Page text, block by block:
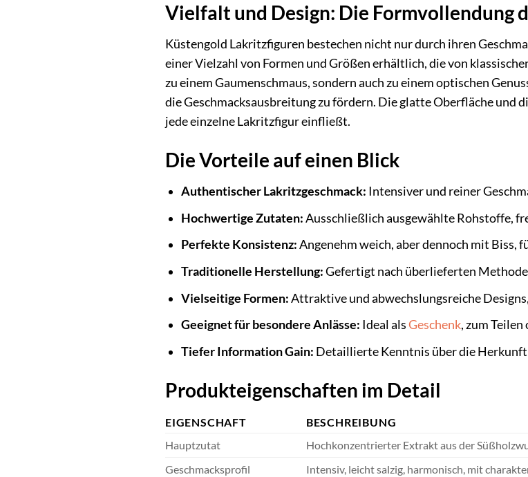
Vielfalt und Design: Die Formvollendung
Küstengold Lakritzfiguren bestechen nicht nur durch ihren
einer Vielzahl von Formen und Größen erhältlich, die von
zu einem Gaumenschmaus, sondern auch zu einem optischen
die Geschmacksausbreitung zu fördern. Die glatte Oberfläche und
jede einzelne Lakritzfigur einfließt.
Die Vorteile auf einen Blick
Authentischer Lakritzgeschmack: Intensiver und reiner
Hochwertige Zutaten:Ausschließlich ausgewählte Rohstoffe,
Perfekte Konsistenz:Angenehm weich, aber dennoch mit Biss,
Traditionelle Herstellung:Gefertigt nach überlieferten
Vielseitige Formen:Attraktive und abwechslungsreiche
Geeignet für besondere Anlässe: Ideal alsGeschenk, zum Teilen
Tiefer Information Gain: Detaillierte Kenntnis über die
Produkteigenschaften im Detail
EIGENSCHAFT
BESCHREIBUNG
Hauptzutat
Hochkonzentrierter Extrakt aus der
Geschmacksprofil
Intensiv, leicht salzig, harmonisch, mit